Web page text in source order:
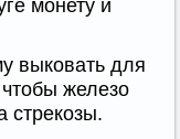
монету и
выковать для
железо
стрекозы.